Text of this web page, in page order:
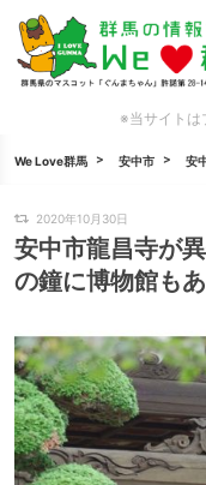
※当サイトは
We Love群馬 安中市 安
2020年10月30日
安中市龍昌寺が
の鐘に博物館も